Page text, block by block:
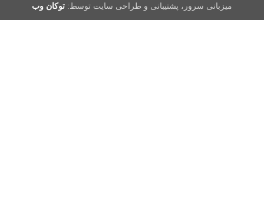
میزبانی سرور، پشتیبانی و طراحی سایت توسط: توکان وب